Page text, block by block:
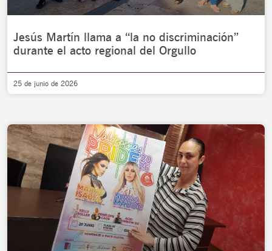
Jesús Martín llama a “la no discriminación”
durante el acto regional del Orgullo
25 de junio de 2026